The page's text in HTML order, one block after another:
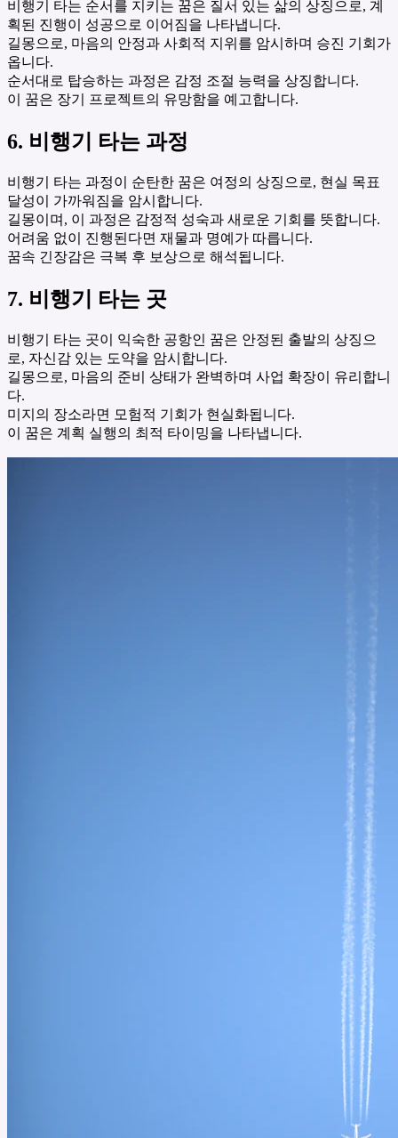
비행기 타는 순서를 지키는 꿈은 질서 있는 삶의 상징으로, 계
획된 진행이 성공으로 이어짐을 나타냅니다.
길몽으로, 마음의 안정과 사회적 지위를 암시하며 승진 기회가
옵니다.
순서대로 탑승하는 과정은 감정 조절 능력을 상징합니다.
이 꿈은 장기 프로젝트의 유망함을 예고합니다.
6. 비행기 타는 과정
비행기 타는 과정이 순탄한 꿈은 여정의 상징으로, 현실 목표
달성이 가까워짐을 암시합니다.
길몽이며, 이 과정은 감정적 성숙과 새로운 기회를 뜻합니다.
어려움 없이 진행된다면 재물과 명예가 따릅니다.
꿈속 긴장감은 극복 후 보상으로 해석됩니다.
7. 비행기 타는 곳
비행기 타는 곳이 익숙한 공항인 꿈은 안정된 출발의 상징으
로, 자신감 있는 도약을 암시합니다.
길몽으로, 마음의 준비 상태가 완벽하며 사업 확장이 유리합니
다.
미지의 장소라면 모험적 기회가 현실화됩니다.
이 꿈은 계획 실행의 최적 타이밍을 나타냅니다.